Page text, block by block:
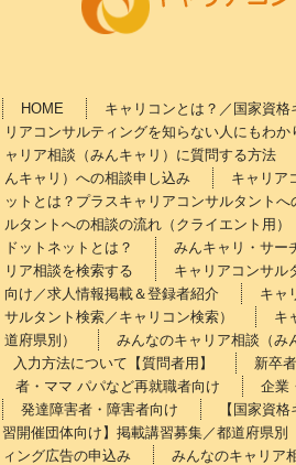
HOME
キャリコンとは？／国家資
リアコンサルティングを知らない人にもわか
ャリア相談（みんキャリ）に質問する方法
んキャリ）への相談申し込み
キャリア
ットとは？プラスキャリアコンサルタントへ
ルタントへの相談の流れ（クライエント用）
ドットネットとは？
みんキャリ・サー
リア相談を検索する
キャリアコンサル
向け／求人情報掲載＆登録者紹介
キャ
サルタント検索／キャリコン検索）
キ
道府県別）
みんなのキャリア相談（み
入力方法について【質問者用】
新卒
者・ママ パパなど再就職者向け
企業
発達障害者・障害者向け
【国家資
習開催団体向け】掲載講習募集／都道府県別
ィング広告の申込み
みんなのキャリア